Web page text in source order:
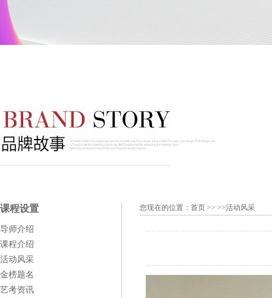
课程设置
导师介绍
课程介绍
活动风采
金榜题名
艺考资讯
您现在的位置： 首页 >> >>活动风采